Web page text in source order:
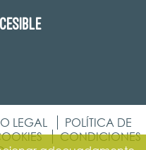
LEGAL
POLÍTICA DE
CONDICIONES